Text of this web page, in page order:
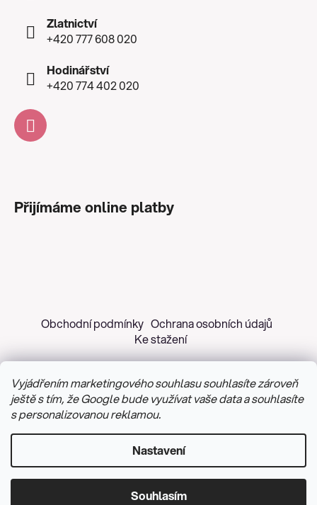
Vyjádřením marketingového souhlasu souhlasíte zároveň
ještě s tím, že Google bude využívat vaše data a souhlasíte
s personalizovanou reklamou.
Nastavení
Souhlasím
Zlatnictví
+420 777 608 020
Hodinářství
+420 774 402 020
Přijímáme online platby
Obchodní podmínky Ochrana osobních údajů
Ke stažení
Vytvořil Shoptet&PekneWeby
Upravit nastavení cookies